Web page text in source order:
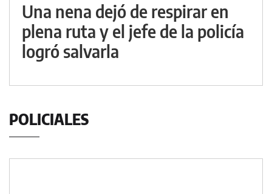
Una nena dejó de respirar en
plena ruta y el jefe de la policía
logró salvarla
POLICIALES